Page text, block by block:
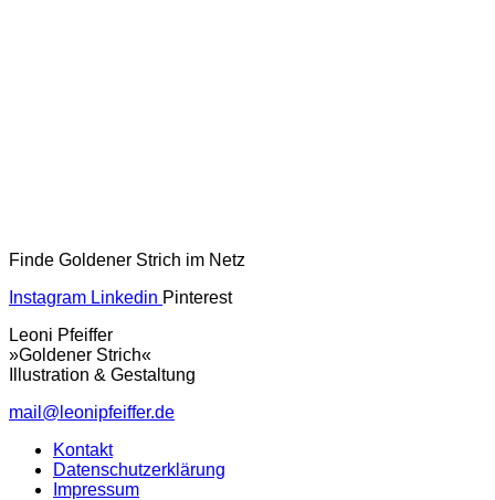
Finde Goldener Strich im Netz
Instagram Linkedin Pinterest
Leoni Pfeiffer
»Goldener Strich«
Illustration & Gestaltung
mail@leonipfeiffer.de
Kontakt
Datenschutzerklärung
Impressum